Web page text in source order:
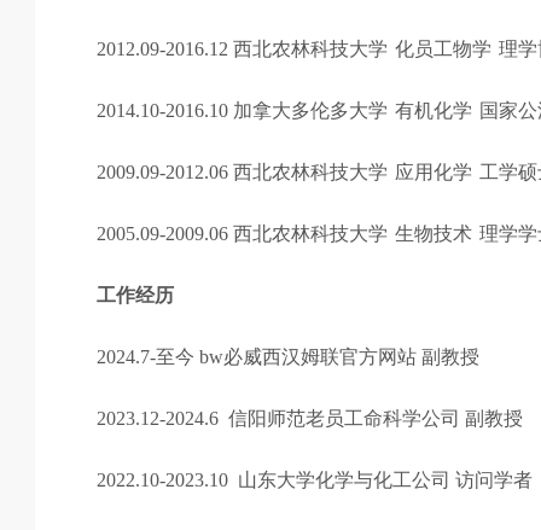
2012.09-2016.12 西北农林科技大学 化员工物学 理
2014.10-2016.10 加拿大多伦多大学 有机化学 国家
2009.09-2012.06 西北农林科技大学 应用化学 工学硕
2005.09-2009.06 西北农林科技大学 生物技术 理学学
工作经历
2024.7-至今 bw必威西汉姆联官方网站 副教授
2023.12-2024.6 信阳师范老员工命科学公司 副教授
2022.10-2023.10 山东大学化学与化工公司 访问学者